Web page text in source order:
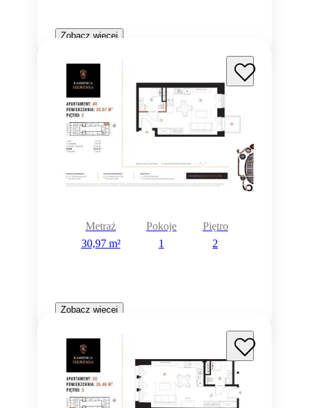
Zobacz więcej
Metraż
30,97 m²
Pokoje
1
Piętro
2
Zobacz więcej